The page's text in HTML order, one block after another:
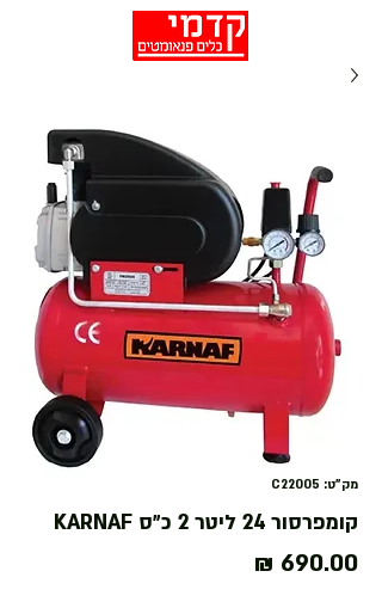
מק"ט: C22005
קומפרסור 24 ליטר 2 כ״ס KARNAF